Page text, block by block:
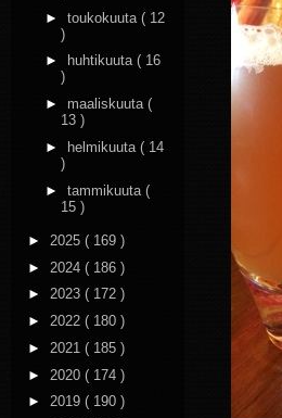
► toukokuuta ( 12
)
►
huhtikuuta ( 16
)
► maaliskuuta (
13 )
►
helmikuuta ( 14
)
► tammikuuta (
15 )
► 2025 ( 169 )
► 2024 ( 186 )
► 2023 ( 172 )
► 2022 ( 180 )
► 2021 ( 185 )
► 2020 ( 174 )
► 2019 ( 190 )